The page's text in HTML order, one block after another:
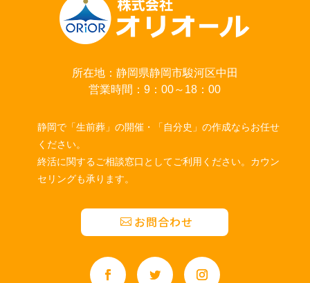
所在地：静岡県静岡市駿河区中田
営業時間：9：00～18：00
静岡で「生前葬」の開催・「自分史」の作成ならお任せ
ください。
終活に関するご相談窓口としてご利用ください。カウン
セリングも承ります。
お問合わせ